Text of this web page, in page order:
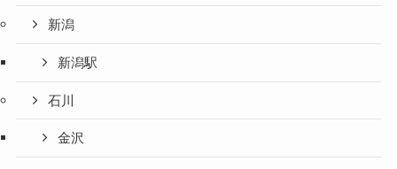
新潟
新潟駅
石川
金沢